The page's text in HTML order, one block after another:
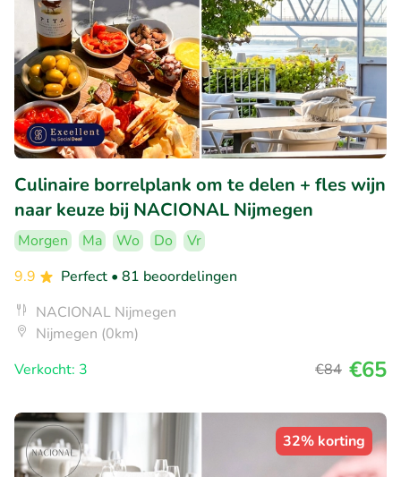
Culinaire borrelplank om te delen + fles wijn
naar keuze bij NACIONAL Nijmegen
Morgen Ma Wo Do
Vr
9.9
Perfect • 81 beoordelingen
NACIONAL Nijmegen
Nijmegen (0km)
Verkocht: 3
€84 €65
32% korting